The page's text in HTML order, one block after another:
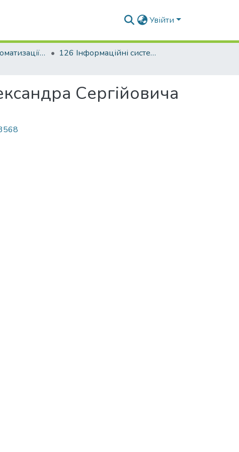
Увійти
Факультет автоматизації і інформаційних технологій
126 Інформаційні системи та технології. Штучний інтелект. Когнітивні технології
Сергійовича